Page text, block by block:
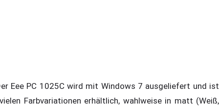
Eee PC 1025C wird mit Windows 7 ausgeliefert und ist
Farbvariationen erhältlich, wahlweise in matt (Weiß,